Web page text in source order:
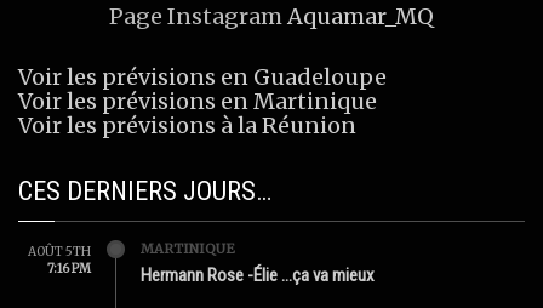
Page Instagram Aquamar_MQ
Voir les prévisions en Guadeloupe
Voir les prévisions en Martinique
Voir les prévisions à la Réunion
CES DERNIERS JOURS…
AOÛT 5TH
7:16 PM
MARTINIQUE
Hermann Rose -Élie …ça va mieux